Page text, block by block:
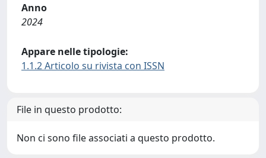
Anno
2024
Appare nelle tipologie:
1.1.2 Articolo su rivista con ISSN
File in questo prodotto:
Non ci sono file associati a questo prodotto.